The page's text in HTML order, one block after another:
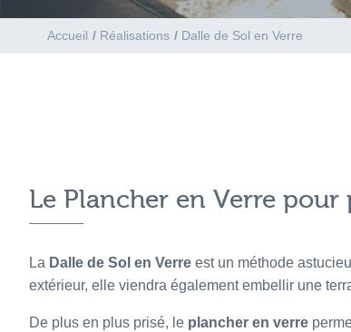
Accueil / Réalisations / Dalle de Sol en Verre
Le Plancher en Verre pour
La Dalle de Sol en Verre est un méthode
extérieur, elle viendra également embellir une
De plus en plus prisé, le plancher en verre